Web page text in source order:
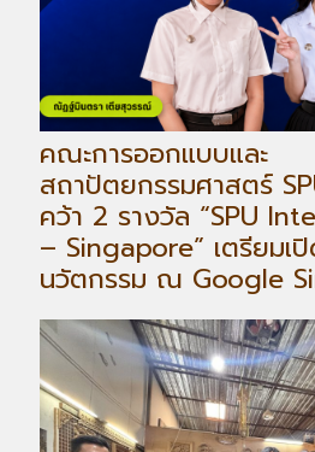
คณะการออกแบบและ
สถาปัตยกรรมศาสตร์
คว้า 2 รางวัล “SPU
– Singapore” เตรียมเ
นวัตกรรม ณ Google